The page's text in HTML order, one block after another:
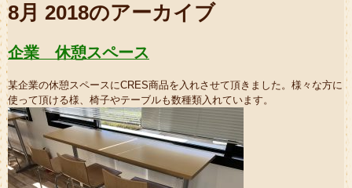
8月 2018のアーカイブ
企業 休憩スペース
某企業の休憩スペースにCRES商品を入れさせて頂きました。様々な方に
使って頂ける様、椅子やテーブルも数種類入れています。